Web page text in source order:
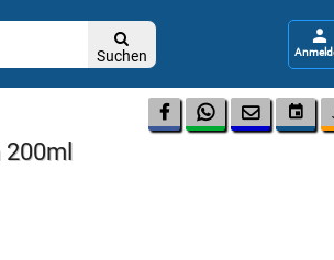

Suchen

   
200ml